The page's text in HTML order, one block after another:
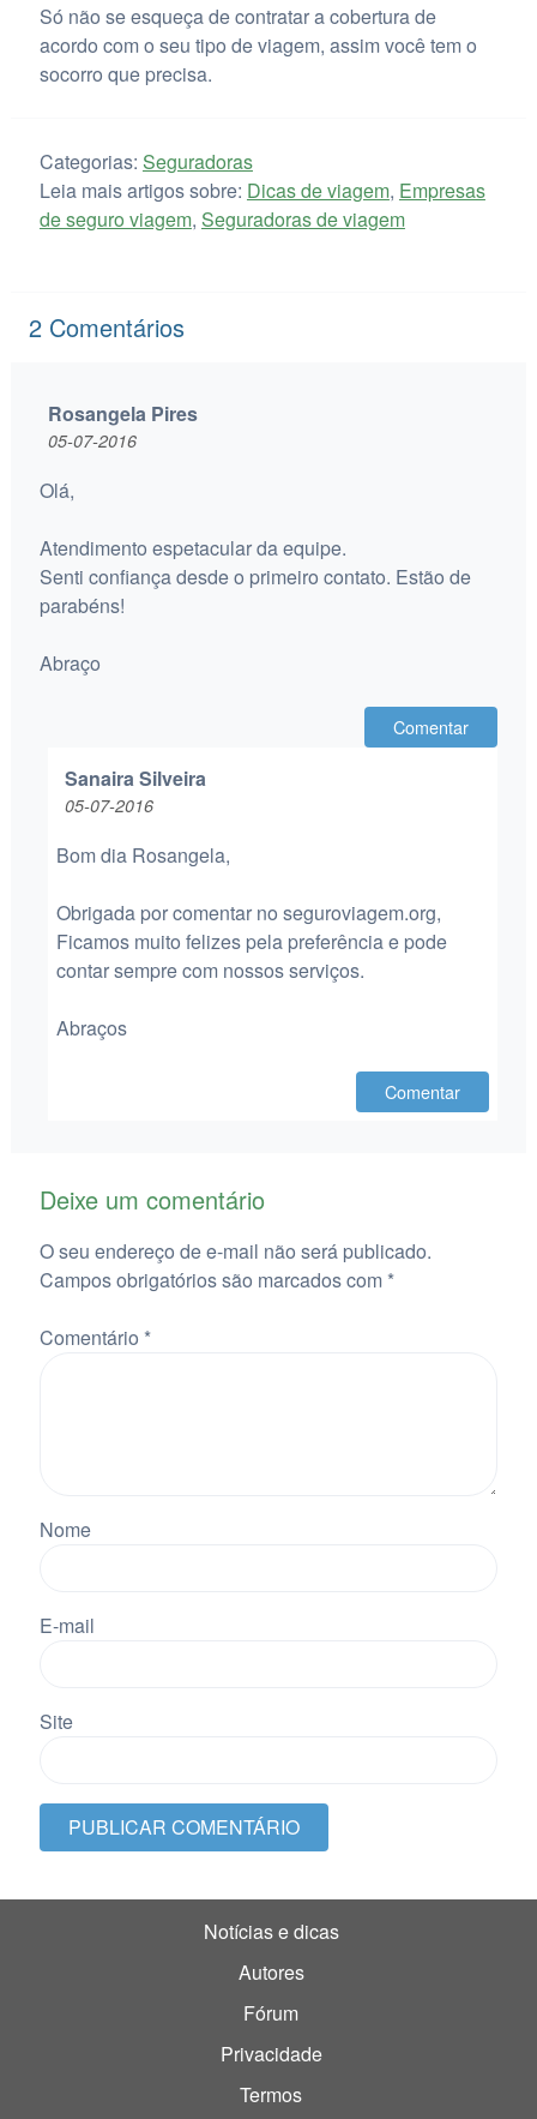
Só não se esqueça de contratar a cobertura de
acordo com o seu tipo de viagem, assim você tem o
socorro que precisa.
Categorias: Seguradoras
Leia mais artigos sobre: Dicas de viagem, Empresas
de seguro viagem, Seguradoras de viagem
2Comentários
Rosangela Pires
05-07-2016
Olá,
Atendimento espetacular da equipe.
Senti confiança desde o primeiro contato. Estão de
parabéns!
Abraço
Comentar
Sanaira Silveira
05-07-2016
Bom dia Rosangela,
Obrigada por comentar no seguroviagem.org,
Ficamos muito felizes pela preferência e pode
contar sempre com nossos serviços.
Abraços
Comentar
Deixe um comentário
O seu endereço de e-mail não será publicado.
Campos obrigatórios são marcados com *
Comentário *
Nome
E-mail
Site
Notícias e dicas
Autores
Fórum
Privacidade
Termos